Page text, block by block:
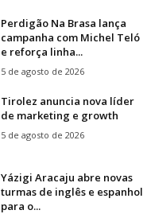
Perdigão Na Brasa lança
campanha com Michel Teló
e reforça linha...
5 de agosto de 2026
Tirolez anuncia nova líder
de marketing e growth
5 de agosto de 2026
Yázigi Aracaju abre novas
turmas de inglês e espanhol
para o...